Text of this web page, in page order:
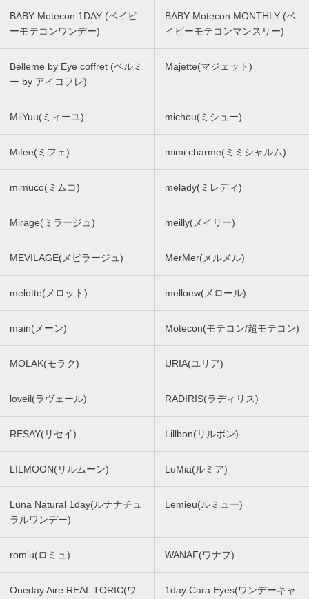
BABY Motecon 1DAY (ベイビ
ーモテコンワンデー)
BABY Motecon MONTHLY (ベ
イビーモテコンマンスリー)
Belleme by Eye coffret (ベルミ
ー by アイコフレ)
Majette(マジェット)
MiiYuu(ミィーユ) michou(ミシュー)
Mifee(ミフェ) mimi charme(ミミシャルム)
mimuco(ミムコ) melady(ミレディ)
Mirage(ミラージュ) meilly(メイリー)
MEVILAGE(メビラージュ) MerMer(メルメル)
melotte(メロット) melloew(メロール)
main(メーン) Motecon(モテコン/超モテコン)
MOLAK(モラク) URIA(ユリア)
loveil(ラヴェール) RADIRIS(ラディリス)
RESAY(リセイ) Lillbon(リルボン)
LILMOON(リルムーン) LuMia(ルミア)
Luna Natural 1day(ルナナチュ
ラルワンデー)
Lemieu(ルミュー)
rom'u(ロミュ) WANAF(ワナフ)
Oneday Aire REAL TORIC(ワ
1day Cara Eyes(ワンデーキャ